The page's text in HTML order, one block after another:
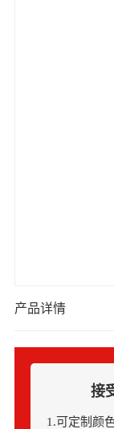
产品详情
接
1.可定制颜